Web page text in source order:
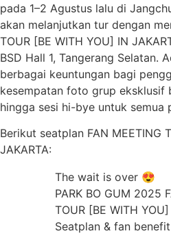
pada 1–2 Agustus lalu di
akan melanjutkan tur dengan
TOUR [BE WITH YOU] IN
BSD Hall 1, Tangerang Selatan.
berbagai keuntungan bagi
kesempatan foto grup eksklusif
hingga sesi hi-bye untuk semua
Berikut seatplan FAN MEETING
JAKARTA:
The wait is over 😍
PARK BO GUM 2025
TOUR [BE WITH
Seatplan & fan